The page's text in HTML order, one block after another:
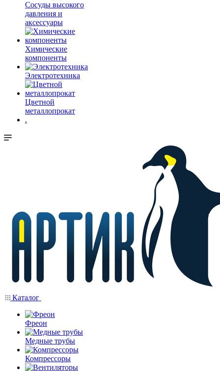
Сосуды высокого
давления и
аксессуары
Химические
компоненты
Электротехника
Цветной
металлопрокат
.
Каталог
Фреон
Медные трубы
Компрессоры